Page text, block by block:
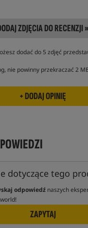
ZDJĘCIA DO RECENZJI »
dodać do 5 zdjęć
nie powinny przekraczać 2
dotyczące tego
odpowiedź naszych
ZAPYTAJ